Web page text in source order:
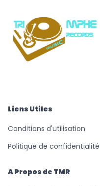
Liens Utiles
Conditions d'utilisation
Politique de confidentialité
A Propos de TMR